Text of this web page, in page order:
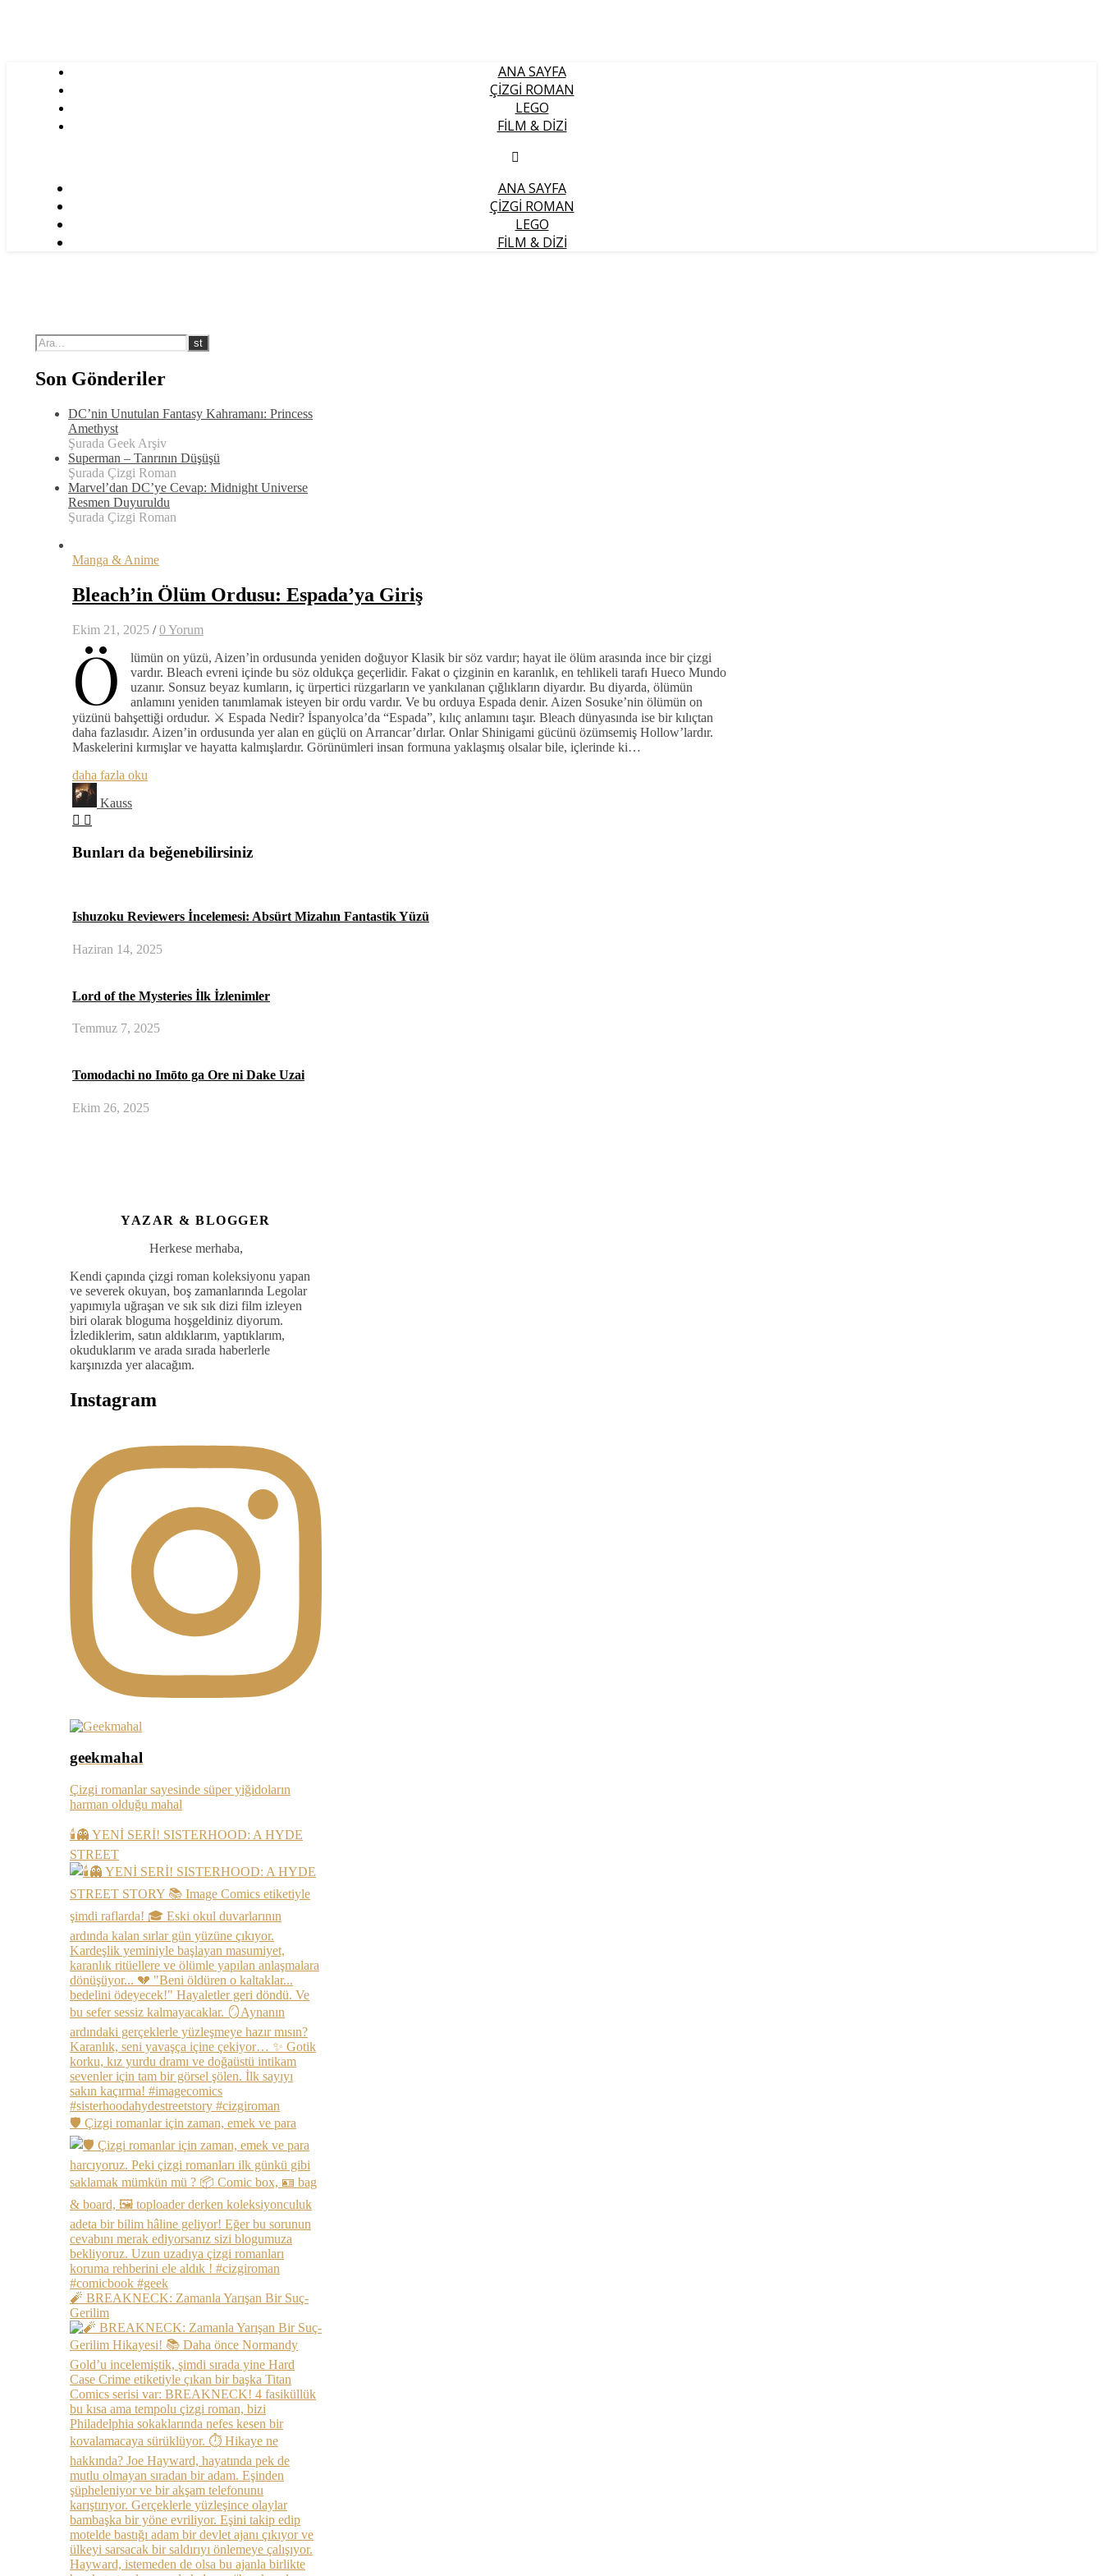
ANA SAYFA
ÇIZGI ROMAN
LEGO
FILM & DIZI
ANA SAYFA
ÇIZGI ROMAN
LEGO
FILM & DIZI
Son Gönderiler
DC’nin Unutulan Fantasy Kahramanı: Princess
Amethyst
Şurada Geek Arşiv
Superman – Tanrının Düşüşü
Şurada Çizgi Roman
Marvel’dan DC’ye Cevap: Midnight Universe
Resmen Duyuruldu
Şurada Çizgi Roman
Manga & Anime
Bleach’in Ölüm Ordusu: Espada’ya Giriş
Ekim 21, 2025 / 0 Yorum
Ö
lümün on yüzü, Aizen’in ordusunda yeniden doğuyor Klasik bir söz vardır; hayat ile ölüm arasında ince bir çizgi
vardır. Bleach evreni içinde bu söz oldukça geçerlidir. Fakat o çizginin en karanlık, en tehlikeli tarafı Hueco Mundo
uzanır. Sonsuz beyaz kumların, iç ürpertici rüzgarların ve yankılanan çığlıkların diyardır. Bu diyarda, ölümün
anlamını yeniden tanımlamak isteyen bir ordu vardır. Ve bu orduya Espada denir. Aizen Sosuke’nin ölümün on
yüzünü bahşettiği ordudur. ⚔️ Espada Nedir? İspanyolca’da “Espada”, kılıç anlamını taşır. Bleach dünyasında ise bir kılıçtan
daha fazlasıdır. Aizen’in ordusunda yer alan en güçlü on Arrancar’dırlar. Onlar Shinigami gücünü özümsemiş Hollow’lardır.
Maskelerini kırmışlar ve hayatta kalmışlardır. Görünümleri insan formuna yaklaşmış olsalar bile, içlerinde ki…
daha fazla oku
Kauss
Bunları da beğenebilirsiniz
Ishuzoku Reviewers İncelemesi: Absürt Mizahın Fantastik Yüzü
Haziran 14, 2025
Lord of the Mysteries İlk İzlenimler
Temmuz 7, 2025
Tomodachi no Imōto ga Ore ni Dake Uzai
Ekim 26, 2025
YAZAR & BLOGGER
Herkese merhaba,
Kendi çapında çizgi roman koleksiyonu yapan
ve severek okuyan, boş zamanlarında Legolar
yapımıyla uğraşan ve sık sık dizi film izleyen
biri olarak bloguma hoşgeldiniz diyorum.
İzlediklerim, satın aldıklarım, yaptıklarım,
okuduklarım ve arada sırada haberlerle
karşınızda yer alacağım.
Instagram
geekmahal
Çizgi romanlar sayesinde süper yiğidoların
harman olduğu mahal
🕯️👻 YENİ SERİ! SISTERHOOD: A HYDE
STREET
🛡️ Çizgi romanlar için zaman, emek ve para
🧨 BREAKNECK: Zamanla Yarışan Bir Suç-
Gerilim